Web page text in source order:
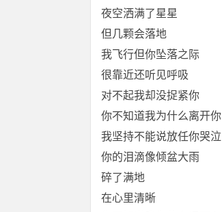
夜空洒满了星星
但几颗会落地
我飞行但你坠落之际
很靠近还听见呼吸
对不起我却没捉紧你
你不知道我为什么离开你
我坚持不能说放任你哭泣
你的泪滴像倾盆大雨
碎了满地
在心里清晰